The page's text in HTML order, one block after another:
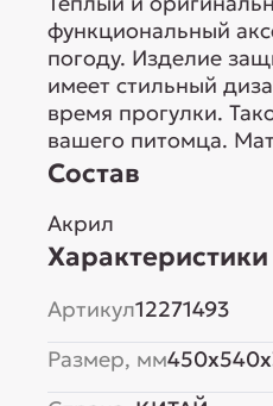
функциональный
погоду. Изделие
имеет стильный
время прогулки.
вашего питомца.
Состав
Акрил
Характеристики
Артикул12271493
Размер, мм